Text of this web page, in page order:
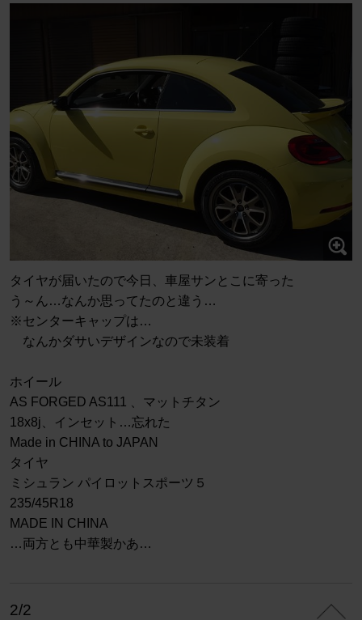
タイヤが届いたので今日、車屋サンとこに寄った
う～ん…なんか思ってたのと違う…
※センターキャップは…
なんかダサいデザインなので未装着
ホイール
AS FORGED AS111 、マットチタン
18x8j、インセット…忘れた
Made in CHINA to JAPAN
タイヤ
ミシュラン パイロットスポーツ５
235/45R18
MADE IN CHINA
…両方とも中華製かあ…
2/2